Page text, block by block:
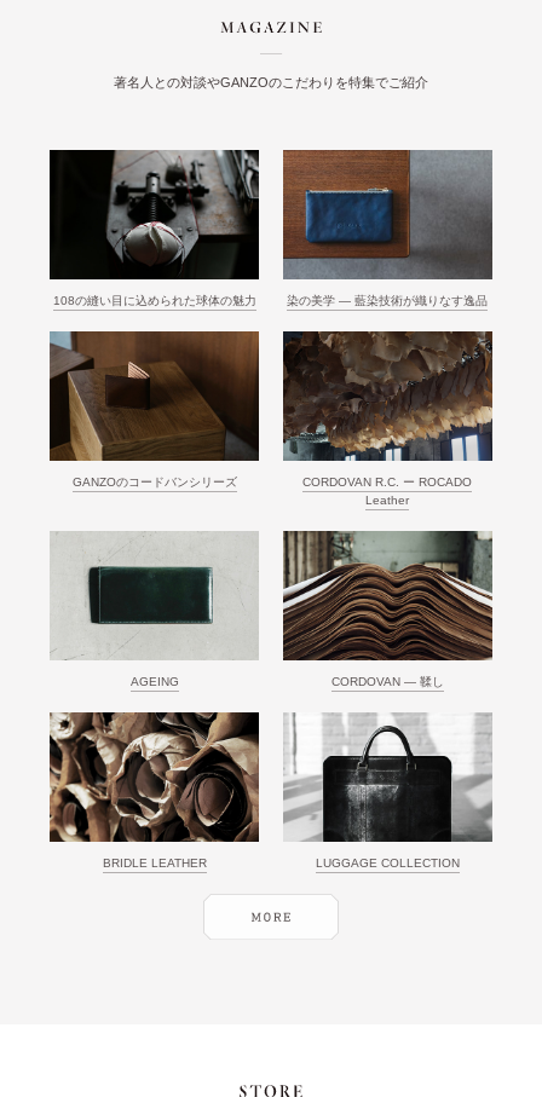
著名人との対談やGANZOのこだわりを特集でご紹介
108の縫い目に込められた球体の魅力 染の美学 ― 藍染技術が織りなす逸品
GANZOのコードバンシリーズ
CORDOVAN R.C. ー ROCADO
Leather
AGEING CORDOVAN ― 鞣し
BRIDLE LEATHER LUGGAGE COLLECTION